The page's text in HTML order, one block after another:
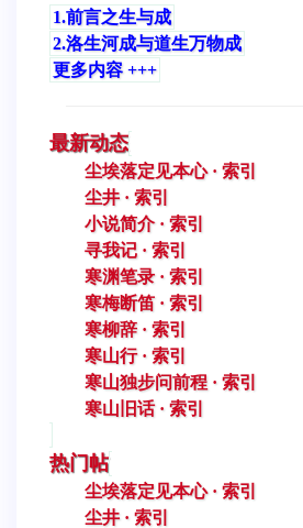
1.前言之生与成
2.洛生河成与道生万物成
更多内容 +++
最新动态
尘埃落定见本心 · 索引
尘井 · 索引
小说简介 · 索引
寻我记 · 索引
寒渊笔录 · 索引
寒梅断笛 · 索引
寒柳辞 · 索引
寒山行 · 索引
寒山独步问前程 · 索引
寒山旧话 · 索引
热门帖
尘埃落定见本心 · 索引
尘井 · 索引